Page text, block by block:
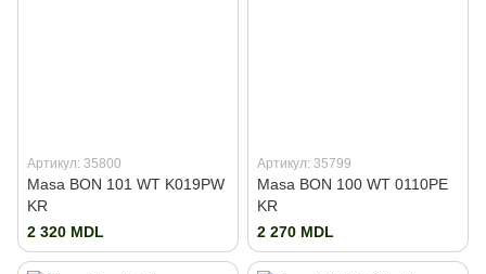
Артикул: 35800
Masa BON 101 WT K019PW
KR
2 320 MDL
Артикул: 35799
Masa BON 100 WT 0110PE
KR
2 270 MDL